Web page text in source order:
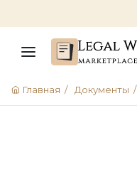
Главная / Документы /